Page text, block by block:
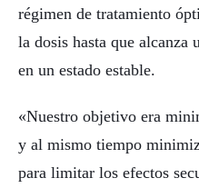
régimen de tratamiento
la dosis hasta que alcanza
en un estado estable.
«Nuestro objetivo era
y al mismo tiempo
para limitar los efectos